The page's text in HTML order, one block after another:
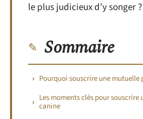
le plus judicieux d’y songer ?
Sommaire
Pourquoi souscrire une mutuelle
Les moments clés pour souscrire
canine